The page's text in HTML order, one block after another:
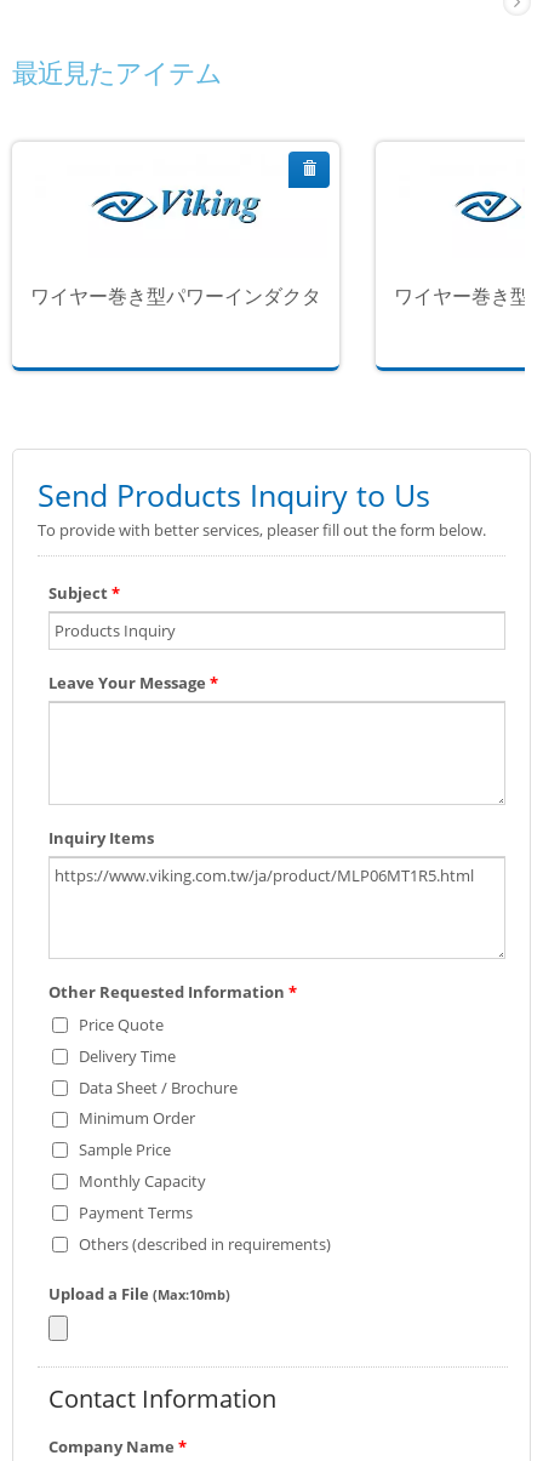
最近見たアイテム
ワイヤー巻き型パワーインダクタ ワイヤー巻き型